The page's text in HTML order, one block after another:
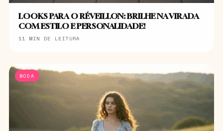
LOOKS PARA O RÉVEILLON: BRILHE NA VIRADA
COM ESTILO E PERSONALIDADE!
11 MIN DE LEITURA
MODA